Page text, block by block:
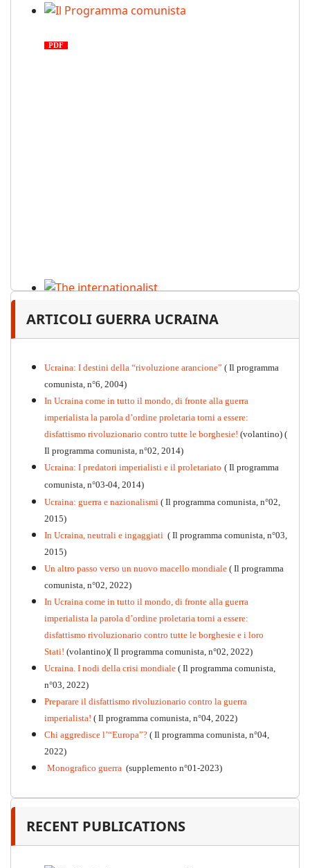
PDF
PDF n.12, 2026
Kommunistisches Programm
PDF n°10 - 2026
ARTICOLI GUERRA UCRAINA
Ucraina: I destini della “rivoluzione arancione” ( Il programma
comunista, n°6, 2004)
In Ucraina come in tutto il mondo, di fronte alla guerra
imperialista la parola d’ordine proletaria torni a essere:
disfattismo rivoluzionario contro tutte le borghesie! (volantino) (
Il programma comunista, n°02, 2014)
Ucraina: I predatori imperialisti e il proletariato ( Il programma
comunista, n°03-04, 2014)
Ucraina: guerra e nazionalismi ( Il programma comunista, n°02,
2015)
In Ucraina, neutrali e ingaggiati ( Il programma comunista, n°03,
2015)
Un altro passo verso un nuovo macello mondiale ( Il programma
comunista, n°02, 2022)
In Ucraina come in tutto il mondo, di fronte alla guerra
imperialista la parola d’ordine proletaria torni a essere:
disfattismo rivoluzionario contro tutte le borghesie e i loro
Stati! (volantino)( Il programma comunista, n°02, 2022)
Ucraina. I nodi della crisi mondiale ( Il programma comunista,
n°03, 2022)
Preparare il disfattismo rivoluzionario contro la guerra
imperialista! ( Il programma comunista, n°04, 2022)
Chi aggredisce l’“Europa”? ( Il programma comunista, n°04,
2022)
Monografico guerra (supplemento n°01-2023)
RECENT PUBLICATIONS